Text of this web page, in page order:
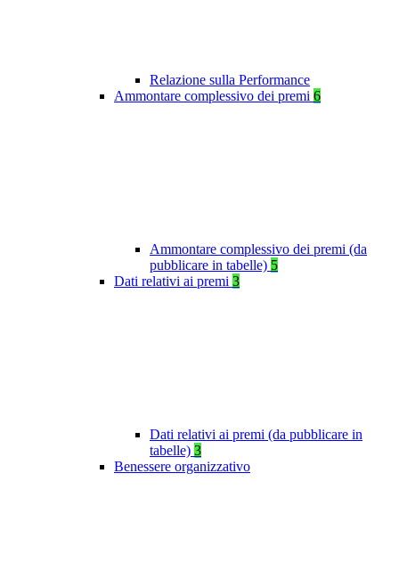
Relazione sulla Performance
Ammontare complessivo dei premi 6
Ammontare complessivo dei premi (da
pubblicare in tabelle) 5
Dati relativi ai premi 3
Dati relativi ai premi (da pubblicare in
tabelle) 3
Benessere organizzativo